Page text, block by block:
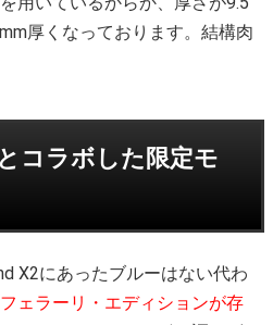
厚くなっております。結構肉
コラボした限定モ
X2にあったブルーはない代わ
ェラーリ・エディションが存